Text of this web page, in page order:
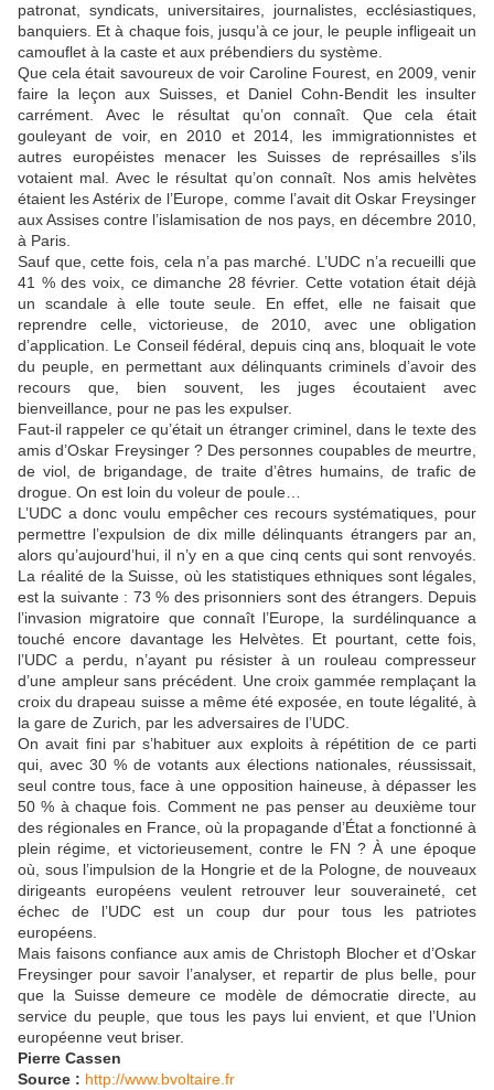
patronat, syndicats, universitaires, journalistes, ecclésiastiques,
banquiers. Et à chaque fois, jusqu’à ce jour, le peuple infligeait un
camouflet à la caste et aux prébendiers du système.
Que cela était savoureux de voir Caroline Fourest, en 2009, venir
faire la leçon aux Suisses, et Daniel Cohn-Bendit les insulter
carrément. Avec le résultat qu’on connaît. Que cela était
gouleyant de voir, en 2010 et 2014, les immigrationnistes et
autres européistes menacer les Suisses de représailles s’ils
votaient mal. Avec le résultat qu’on connaît. Nos amis helvètes
étaient les Astérix de l’Europe, comme l’avait dit Oskar Freysinger
aux Assises contre l’islamisation de nos pays, en décembre 2010,
à Paris.
Sauf que, cette fois, cela n’a pas marché. L’UDC n’a recueilli que
41 % des voix, ce dimanche 28 février. Cette votation était déjà
un scandale à elle toute seule. En effet, elle ne faisait que
reprendre celle, victorieuse, de 2010, avec une obligation
d’application. Le Conseil fédéral, depuis cinq ans, bloquait le vote
du peuple, en permettant aux délinquants criminels d’avoir des
recours que, bien souvent, les juges écoutaient avec
bienveillance, pour ne pas les expulser.
Faut-il rappeler ce qu’était un étranger criminel, dans le texte des
amis d’Oskar Freysinger ? Des personnes coupables de meurtre,
de viol, de brigandage, de traite d’êtres humains, de trafic de
drogue. On est loin du voleur de poule…
L’UDC a donc voulu empêcher ces recours systématiques, pour
permettre l’expulsion de dix mille délinquants étrangers par an,
alors qu’aujourd’hui, il n’y en a que cinq cents qui sont renvoyés.
La réalité de la Suisse, où les statistiques ethniques sont légales,
est la suivante : 73 % des prisonniers sont des étrangers. Depuis
l’invasion migratoire que connaît l’Europe, la surdélinquance a
touché encore davantage les Helvètes. Et pourtant, cette fois,
l’UDC a perdu, n’ayant pu résister à un rouleau compresseur
d’une ampleur sans précédent. Une croix gammée remplaçant la
croix du drapeau suisse a même été exposée, en toute légalité, à
la gare de Zurich, par les adversaires de l’UDC.
On avait fini par s’habituer aux exploits à répétition de ce parti
qui, avec 30 % de votants aux élections nationales, réussissait,
seul contre tous, face à une opposition haineuse, à dépasser les
50 % à chaque fois. Comment ne pas penser au deuxième tour
des régionales en France, où la propagande d’État a fonctionné à
plein régime, et victorieusement, contre le FN ? À une époque
où, sous l’impulsion de la Hongrie et de la Pologne, de nouveaux
dirigeants européens veulent retrouver leur souveraineté, cet
échec de l’UDC est un coup dur pour tous les patriotes
européens.
Mais faisons confiance aux amis de Christoph Blocher et d’Oskar
Freysinger pour savoir l’analyser, et repartir de plus belle, pour
que la Suisse demeure ce modèle de démocratie directe, au
service du peuple, que tous les pays lui envient, et que l’Union
européenne veut briser.
Pierre Cassen
Source : http://www.bvoltaire.fr